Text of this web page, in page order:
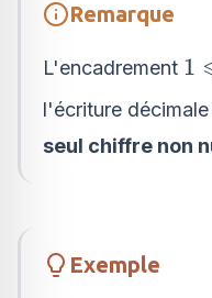
Remarque
L'encadrement 1
a
1
l'écriture
seul chiffre non
Exemple